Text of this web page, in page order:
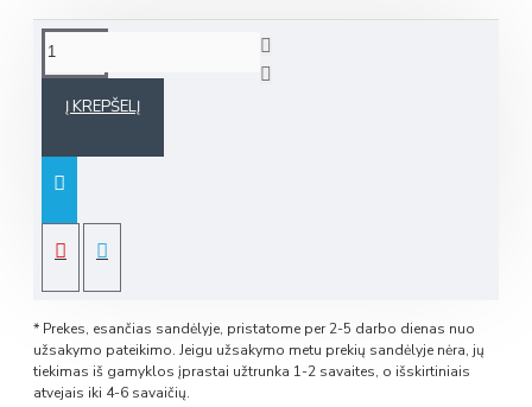
Į KREPŠELĮ
* Prekes, esančias sandėlyje, pristatome per 2-5 darbo dienas nuo
užsakymo pateikimo. Jeigu užsakymo metu prekių sandėlyje nėra, jų
tiekimas iš gamyklos įprastai užtrunka 1-2 savaites, o išskirtiniais
atvejais iki 4-6 savaičių.